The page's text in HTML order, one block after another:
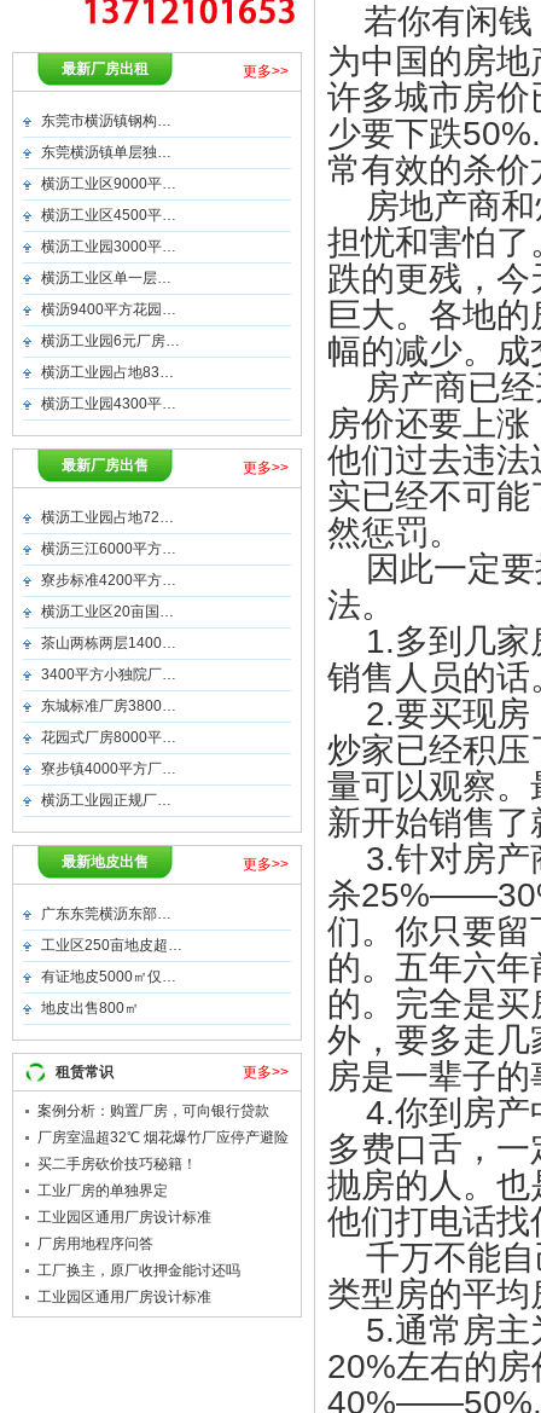
更多>>
最新厂房出租
东莞市横沥镇钢构…
东莞横沥镇单层独…
横沥工业区9000平…
横沥工业区4500平…
横沥工业园3000平…
横沥工业区单一层…
横沥9400平方花园…
横沥工业园6元厂房…
横沥工业园占地83…
横沥工业园4300平…
更多>>
最新厂房出售
横沥工业园占地72…
横沥三江6000平方…
寮步标准4200平方…
横沥工业区20亩国…
茶山两栋两层1400…
3400平方小独院厂…
东城标准厂房3800…
花园式厂房8000平…
寮步镇4000平方厂…
横沥工业园正规厂…
更多>>
最新地皮出售
广东东莞横沥东部…
工业区250亩地皮超…
有证地皮5000㎡仅…
地皮出售800㎡
更多>>
租赁常识
案例分析：购置厂房，可向银行贷款
厂房室温超32℃ 烟花爆竹厂应停产避险
买二手房砍价技巧秘籍！
工业厂房的单独界定
工业园区通用厂房设计标准
厂房用地程序问答
工厂换主，原厂收押金能讨还吗
工业园区通用厂房设计标准
若你有闲
为中国的房
许多城市房
少要下跌
常有效的杀价
房地产商和
担忧和害怕
跌的更残，
巨大。各地
幅的减少。
房产商已经
房价还要上
他们过去违
实已经不可
然惩罚。
因此一定要
法。
1.多到几家
销售人员的话
2.要买现房
炒家已经积
量可以观察
新开始销售
3.针对房产
杀
们。你只要
的。五年六
的。完全是
外，要多走
房是一辈子
4.你到房产
多费口舌，
抛房的人。
他们打电话找
千万不能自
类型房的平
5.通常房主
20%左右的
40%——50%.